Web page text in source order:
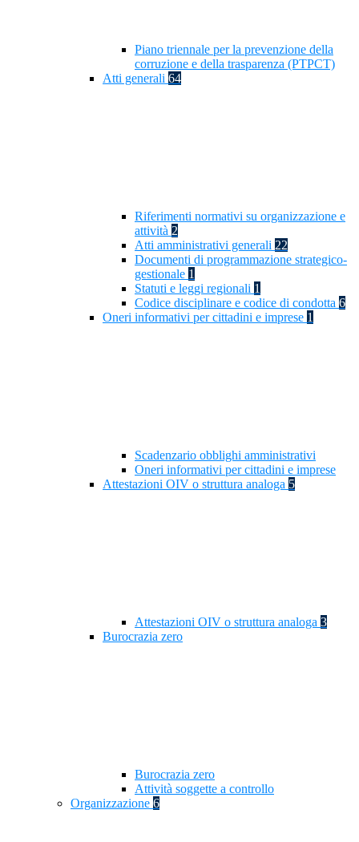
Piano triennale per la prevenzione della
corruzione e della trasparenza (PTPCT)
Atti generali 64
Riferimenti normativi su organizzazione e
attività 2
Atti amministrativi generali 22
Documenti di programmazione strategico-
gestionale 1
Statuti e leggi regionali 1
Codice disciplinare e codice di condotta 6
Oneri informativi per cittadini e imprese 1
Scadenzario obblighi amministrativi
Oneri informativi per cittadini e imprese
Attestazioni OIV o struttura analoga 5
Attestazioni OIV o struttura analoga 3
Burocrazia zero
Burocrazia zero
Attività soggette a controllo
Organizzazione 6